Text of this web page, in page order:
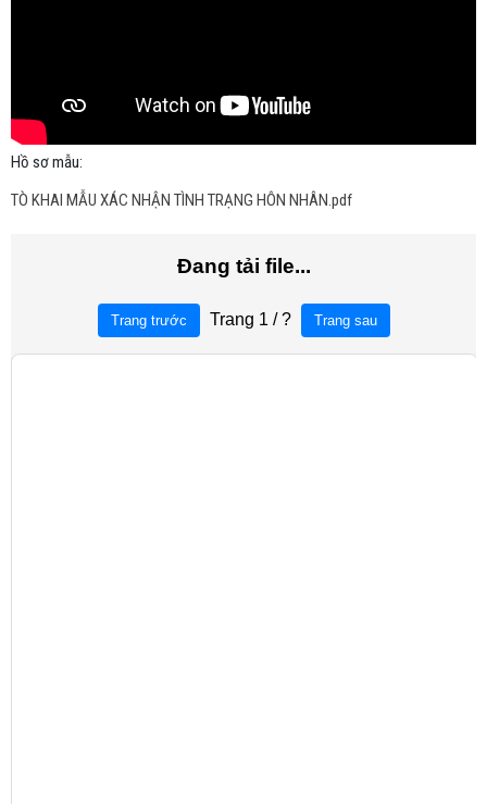
Hồ sơ mẫu:
TÒ KHAI MẪU XÁC NHẬN TÌNH TRẠNG HÔN NHÂN.pdf